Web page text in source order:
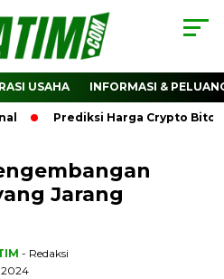
USAHA INFORMASI &
Prediksi Harga Crypto Bitcoin:
Jarang
- Redaksi
2024